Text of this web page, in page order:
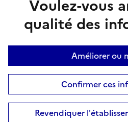
Voulez-vous
qualité des
Améliorer ou
Confirmer ces
Revendiquer